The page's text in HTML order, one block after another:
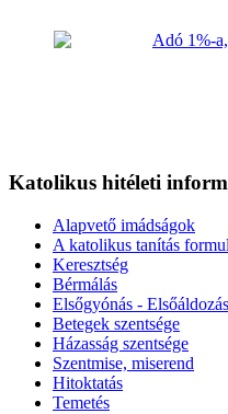
Katolikus hitéleti
Alapvető imádságok
A katolikus tanítás
Keresztség
Bérmálás
Elsőgyónás - Elsőáldozás
Betegek szentsége
Házasság szentsége
Szentmise, miserend
Hitoktatás
Temetés